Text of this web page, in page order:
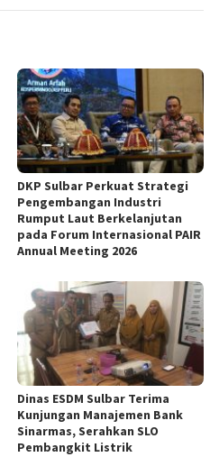
DKP Sulbar Perkuat Strategi
Pengembangan Industri
Rumput Laut Berkelanjutan
pada Forum Internasional PAIR
Annual Meeting 2026
Dinas ESDM Sulbar Terima
Kunjungan Manajemen Bank
Sinarmas, Serahkan SLO
Pembangkit Listrik